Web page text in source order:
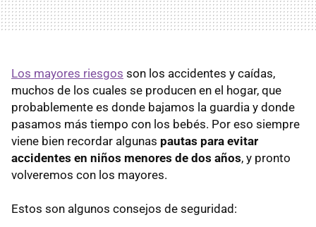
Los mayores riesgos son los accidentes y caídas,
muchos de los cuales se producen en el hogar, que
probablemente es donde bajamos la guardia y donde
pasamos más tiempo con los bebés. Por eso siempre
viene bien recordar algunas pautas para evitar
accidentes en niños menores de dos años, y pronto
volveremos con los mayores.
Estos son algunos consejos de seguridad: